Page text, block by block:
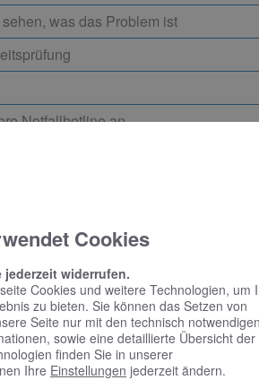
was das Problem ist
Notfallhotline an
Bei Notfällen
Cookies
widerrufen.
Cookies und weitere Technologien, um
zu bieten. Sie können das Setzen von
Seite nur mit den technisch notwendigen
sowie eine detaillierte Übersicht der
finden Sie in unserer
Ihre Einstellungen jederzeit ändern.